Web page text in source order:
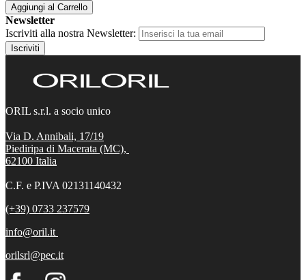
Aggiungi al Carrello
Newsletter
Iscriviti alla nostra Newsletter:
Iscriviti
ORIL s.r.l. a socio unico
Via D. Annibali, 17/19
Piediripa di Macerata (MC),
62100 Italia
C.F. e P.IVA 02131140432
(+39) 0733 237579
info@oril.it
orilsrl@pec.it